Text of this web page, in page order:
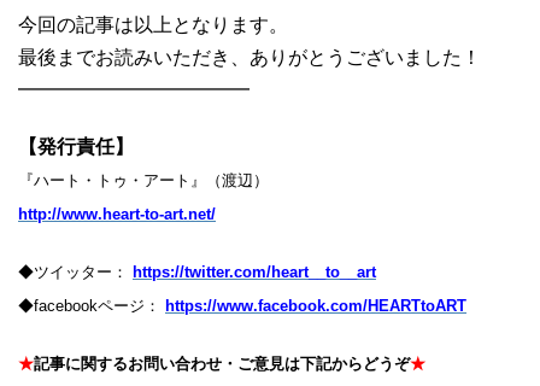
今回の記事は以上となります。
最後までお読みいただき、ありがとうございました！
━━━━━━━━━━━━
【発行責任】
『ハート・トゥ・アート』（渡辺）
http://www.heart-to-art.net/
◆ツイッター： https://twitter.com/heart__to__art
◆facebookページ： https://www.facebook.com/HEARTtoART
★記事に関するお問い合わせ・ご意見は下記からどうぞ★